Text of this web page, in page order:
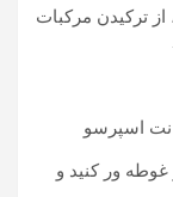
ترکیدن مرکبات
نت اسپرسو
ور کنید و